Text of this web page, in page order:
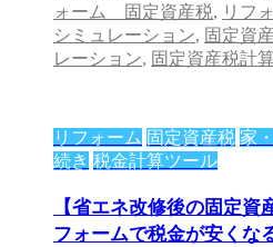
ォーム 固定資産税, リフ
シミュレーション, 固定資
レーション, 固定資産税計
リフォーム 固定資産税 家
続き 税金計算ツール
【省エネ改修後の固定資
フォームで税金が安くな